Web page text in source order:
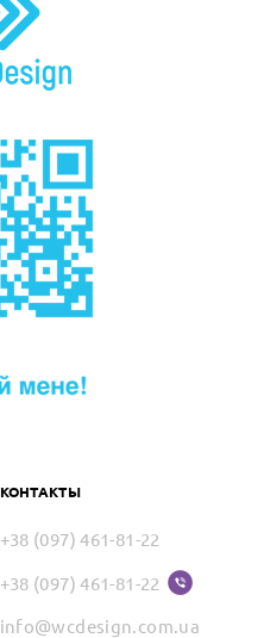
КОНТАКТЫ
+38 (097) 461-81-22
+38 (097) 461-81-22
info@wcdesign.com.ua